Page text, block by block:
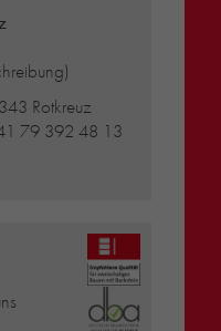
Rotkreuz
79 392 48 13